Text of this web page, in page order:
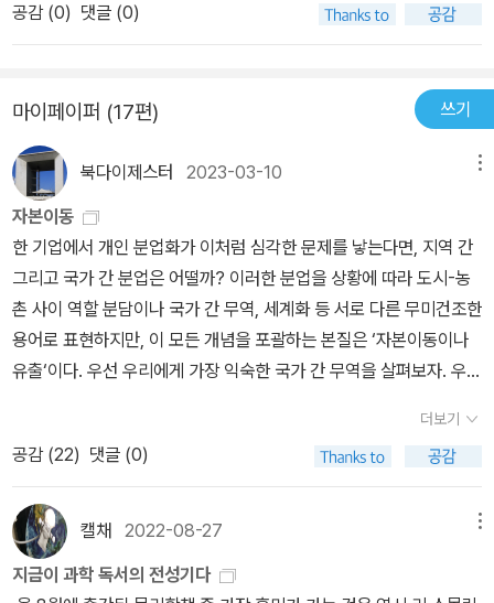
게 되는 '사회적 동물'이란 것을 한번더 확인 했으며.'상식'이란 말이
공감 (0) 댓글 (0)
마이페이퍼 (17편) 쓰기
북다이제스터 2023-03-10
자본이동
한 기업에서 개인 분업화가 이처럼 심각한 문제를 낳는다면, 지역 간
그리고 국가 간 분업은 어떨까? 이러한 분업을 상황에 따라 도시-농
촌 사이 역할 분담이나 국가 간 무역, 세계화 등 서로 다른 무미건조한
용어로 표현하지만, 이 모든 개념을 포괄하는 본질은 ‘자본이동이나
유출‘이다. 우선 우리에게 가장 익숙한 국가 간 무역을 살펴보자. 우리
주인보다 라면을 더 잘 끓이는 축구선수라 할지라도 축구 시즌에는
축구에만 집중하고 라면은 분식집에서 사 먹는 편이 유리하다. 축구
선수가 라면을 끓이는데 걸리는 시간 동안 축구 경기를 통해 벌 수 있
는 이익이 더 크기 때문이다. 이때 축구선수는 축구에 비교우위가 있
다고 할 수 있다.” 교과서 설명이 간결한 만큼 우리 고개를 끄덕이게
한다. 미국 경제학 교과서 『맨큐의 경제학』 일부인 '타이거 우즈가 자
더보기
공감 (22) 댓글 (0)
캘채 2022-08-27
지금이 과학 독서의 전성기다